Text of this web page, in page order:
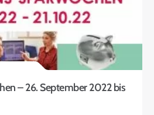
– 26. September 2022 bis